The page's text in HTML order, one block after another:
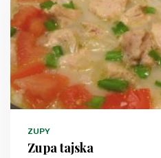
ZUPY
Zupa tajska